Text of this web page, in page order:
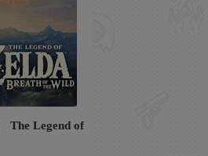
The Legend of